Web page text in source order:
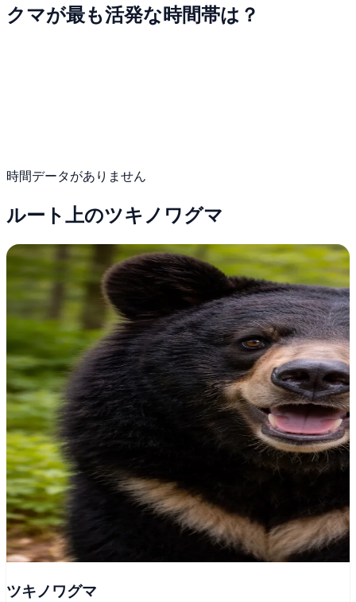
クマが最も活発な時間帯は？
時間データがありません
ルート上のツキノワグマ
ツキノワグマ